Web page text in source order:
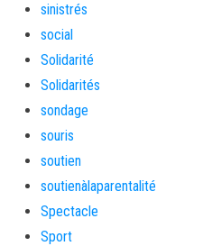
sinistrés
social
Solidarité
Solidarités
sondage
souris
soutien
soutienàlaparentalité
Spectacle
Sport